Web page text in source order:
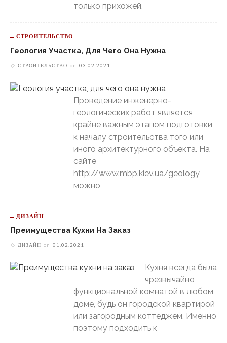
только прихожей,
СТРОИТЕЛЬСТВО
Геология Участка, Для Чего Она Нужна
СТРОИТЕЛЬСТВО on 03.02.2021
Проведение инженерно-
геологических работ является
крайне важным этапом подготовки
к началу строительства того или
иного архитектурного объекта. На
сайте
http://www.mbp.kiev.ua/geology
можно
ДИЗАЙН
Преимущества Кухни На Заказ
ДИЗАЙН on 01.02.2021
Кухня всегда была
чрезвычайно
функциональной комнатой в любом
доме, будь он городской квартирой
или загородным коттеджем. Именно
поэтому подходить к